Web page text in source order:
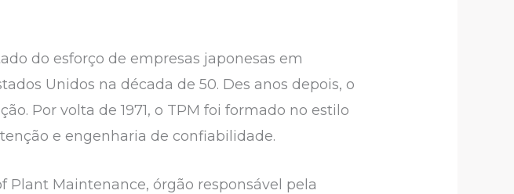
do esforço de empresas japonesas em
Unidos na década de 50. Des anos depois, o
Por volta de 1971, o TPM foi formado no estilo
e engenharia de confiabilidade.
Plant Maintenance, órgão responsável pela